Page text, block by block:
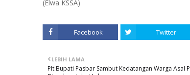
(Elwa KSSA)
Facebook Twitter
LEBIH LAMA
Plt Bupati Pasbar Sambut Kedatangan Warga Asal